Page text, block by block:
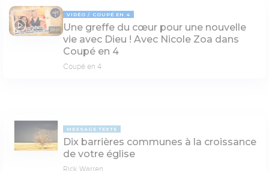
29:01
VIDÉO COUPÉ EN 4
Une greffe du cœur pour une nouvelle
vie avec Dieu ! Avec Nicole Zoa dans
Coupé en 4
Coupé en 4
MESSAGE TEXTE
Dix barrières communes à la croissance
de votre église
Rick Warren